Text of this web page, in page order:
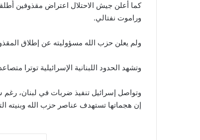
كما أعلن جيش الاحتلال اعتراض مقذوفين
وراموت نفتالي.
ولم يعلن حزب الله مسؤوليته عن إطلاق
وتشهد الحدود اللبنانية الإسرائيلية توترا
إن هجماتها تستهدف عناصر حزب الله وبنيته